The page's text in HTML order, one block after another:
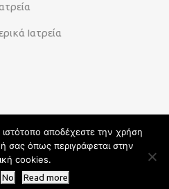
Ιατρεία
- All Rights Reserved | An
powered by
αποδέχεστε την χρήση
σας όπως περιγράφεται στην
cookies.
No Read more